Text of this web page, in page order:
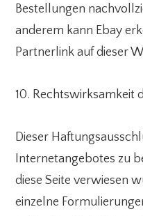
Bestellungen
anderem kann Ebay
Partnerlink auf dieser
10. Rechtswirksamkeit
Dieser
Internetangebotes zu
diese Seite verwiesen
einzelne